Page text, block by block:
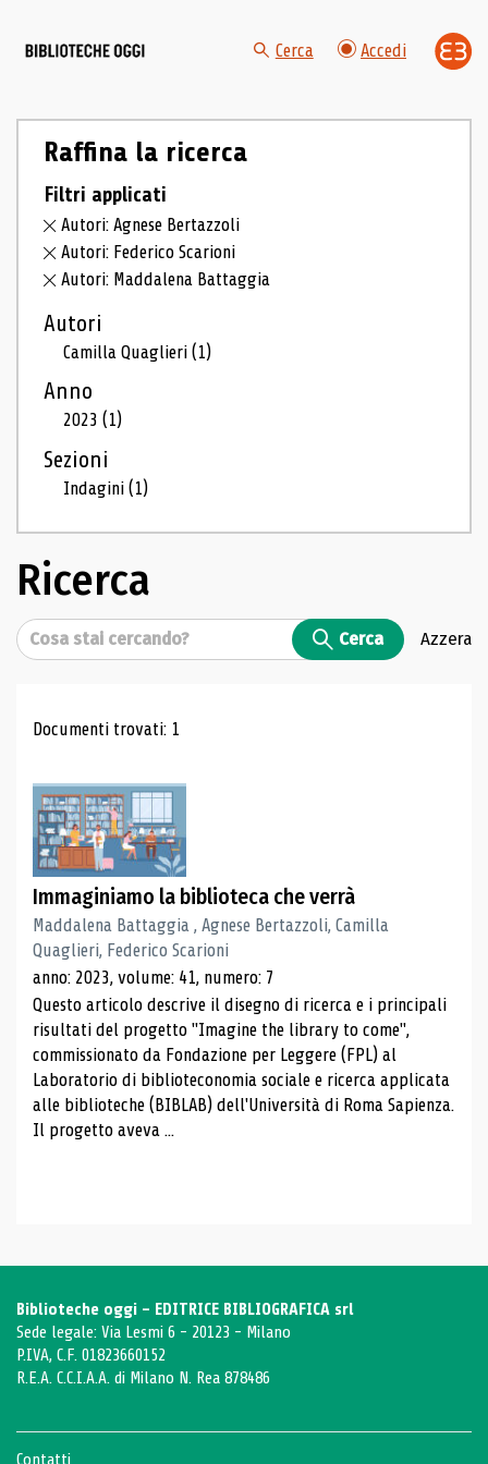
Cerca Accedi
Raffina la ricerca
Filtri applicati
Autori: Agnese Bertazzoli
Autori: Federico Scarioni
Autori: Maddalena Battaggia
Autori
Camilla Quaglieri(1)
Anno
2023(1)
Sezioni
Indagini(1)
Ricerca
Cerca Cerca Azzera
Risultati di ricerca
Documenti trovati: 1
Immaginiamo la biblioteca che verrà
Maddalena Battaggia , Agnese Bertazzoli, Camilla
Quaglieri, Federico Scarioni
anno: 2023, volume: 41, numero: 7
Questo articolo descrive il disegno di ricerca e i principali
risultati del progetto "Imagine the library to come",
commissionato da Fondazione per Leggere (FPL) al
Laboratorio di biblioteconomia sociale e ricerca applicata
alle biblioteche (BIBLAB) dell'Università di Roma Sapienza.
Il progetto aveva ...
Biblioteche oggi - EDITRICE BIBLIOGRAFICA srl
Sede legale: Via Lesmi 6 - 20123 - Milano
P.IVA, C.F. 01823660152
R.E.A. C.C.I.A.A. di Milano N. Rea 878486
Contatti